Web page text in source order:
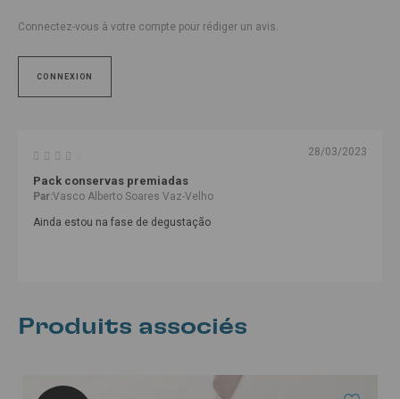
Connectez-vous à votre compte pour rédiger un avis.
CONNEXION
28/03/2023
Pack conservas premiadas
Par:Vasco Alberto Soares Vaz-Velho
Ainda estou na fase de degustação
Produits associés